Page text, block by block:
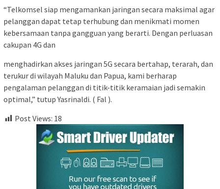
“Telkomsel siap mengamankan jaringan secara maksimal agar
pelanggan dapat tetap terhubung dan menikmati momen
kebersamaan tanpa gangguan yang berarti. Dengan perluasan
cakupan 4G dan
menghadirkan akses jaringan 5G secara bertahap, terarah, dan
terukur di wilayah Maluku dan Papua, kami berharap
pengalaman pelanggan di titik-titik keramaian jadi semakin
optimal,” tutup Yasrinaldi. ( Fal ).
Post Views: 18